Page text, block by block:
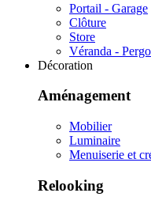
Portail - Garage
Clôture
Store
Véranda -
Décoration
Aménagement
Mobilier
Luminaire
Menuiserie et
Relooking